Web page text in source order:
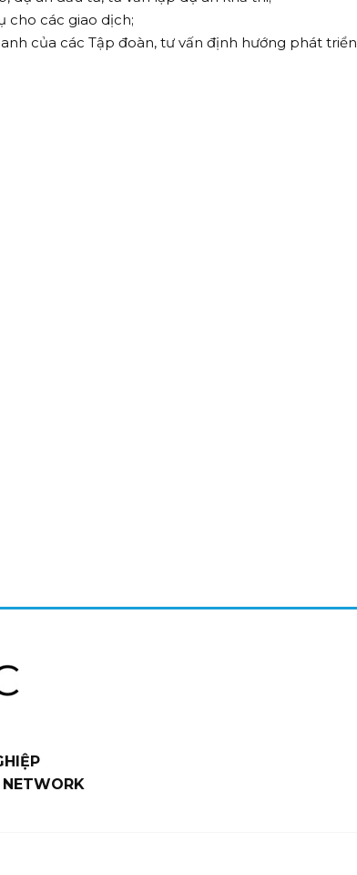
cho các giao dịch;
của các Tập đoàn, tư vấn định hướng phát triển